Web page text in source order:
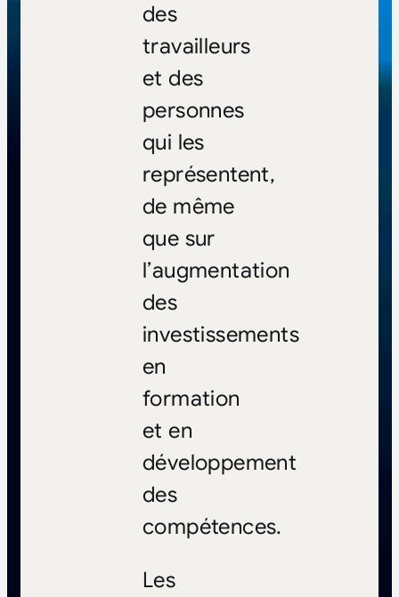
des
travailleurs
et des
personnes
qui les
représentent,
de même
que sur
l’augmentation
des
investissements
en
formation
et en
développement
des
compétences.
Les